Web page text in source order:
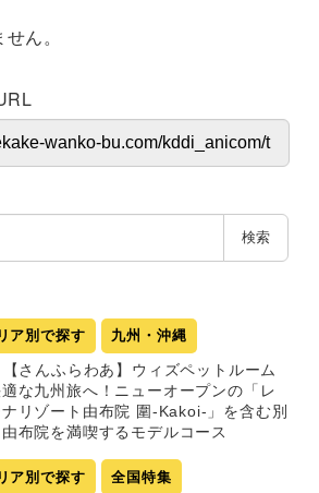
ん。
検索
ア別で探す 九州・沖縄
【さんふらわあ】ウィズペットルーム
な九州旅へ！ニューオープンの「レ
リゾート由布院 圍-Kakoi-」を含む別
布院を満喫するモデルコース
ア別で探す 全国特集